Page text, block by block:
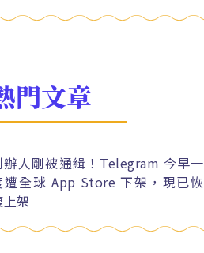
門文章
辦人剛被通緝！Telegram 今早一
遭全球 App Store 下架，現已恢
架